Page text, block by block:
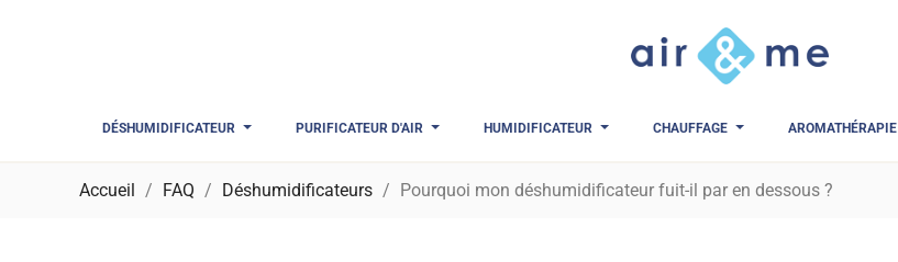
DÉSHUMIDIFICATEUR PURIFICATEUR D'AIR HUMIDIFICATEUR CHAUFFAGE AROMATHÉRAPIE
Accueil FAQ Déshumidificateurs Pourquoi mon déshumidificateur fuit-il par en dessous ?